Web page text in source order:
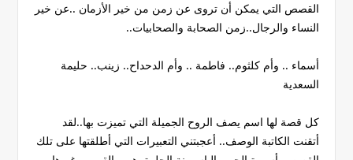
القصص التي يمكن أن تروى عن زمن من خير الأزمان ..عن خير
النساء والرجال..زمن الصحابة والصحابيات..
أسماء .. وأم كلثوم.. فاطمة .. وأم الدحداح.. زينب.. حليمة
السعدية
كل قصة لها اسم يصف الروح الجميلة التي تميزت بها..لقد
أتقنت الكاتبة الوصف.. أعجبتني التعبيرات التي أطلقتها على تلك